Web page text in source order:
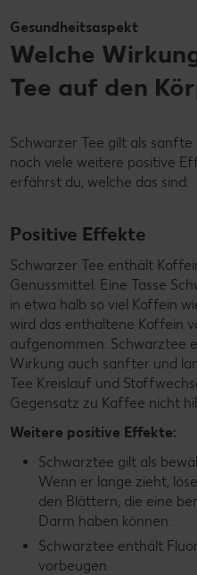
Gesundheitsaspekt
Welche
Tee auf den
Schwarzer Tee gilt als
noch viele weitere positive
erfährst du, welche das sind:
Positive Effekte
Schwarzer Tee enthält
Genussmittel. Eine Tasse
in etwa halb so viel Koffein
wird das enthaltene Koffein
aufgenommen. Schwarztee
Wirkung auch sanfter und
Tee Kreislauf und
Gegensatz zu Kaffee nicht
Weitere positive Effekte:
Schwarztee gilt als
Wenn er lange zieht,
den Blättern, die eine
Darm haben können.
Schwarztee enthält
vorbeugen.